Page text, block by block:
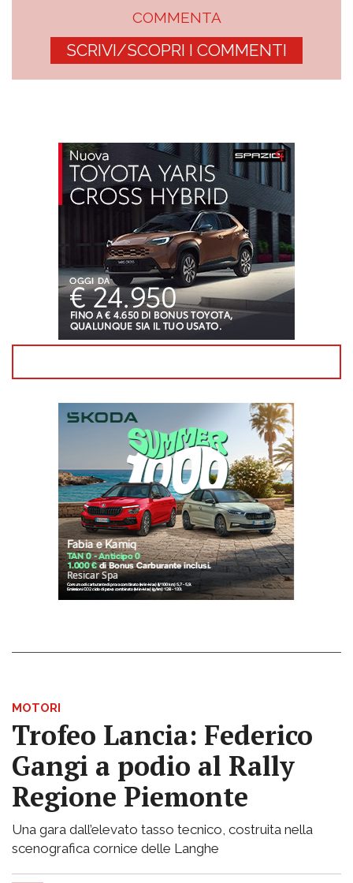
COMMENTA
SCRIVI/SCOPRI I COMMENTI
MOTORI
Trofeo Lancia: Federico
Gangi a podio al Rally
Regione Piemonte
Una gara dall’elevato tasso tecnico, costruita nella
scenografica cornice delle Langhe